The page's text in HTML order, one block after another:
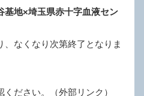
地×埼玉県赤十字血液セン
なくなり次第終了となりま
ださい。（外部リンク）